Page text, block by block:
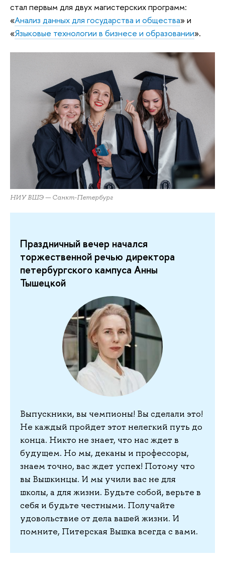
стал первым для двух магистерских программ:
«Анализ данных для государства и общества» и
«Языковые технологии в бизнесе и образовании».
НИУ ВШЭ — Санкт-Петербург
Праздничный вечер начался
торжественной речью директора
петербургского кампуса Анны
Тышецкой
Выпускники, вы чемпионы! Вы сделали это!
Не каждый пройдет этот нелегкий путь до
конца. Никто не знает, что нас ждет в
будущем. Но мы, деканы и профессоры,
знаем точно, вас ждет успех! Потому что
вы Вышкинцы. И мы учили вас не для
школы, а для жизни. Будьте собой, верьте в
себя и будьте честными. Получайте
удовольствие от дела вашей жизни. И
помните, Питерская Вышка всегда с вами.